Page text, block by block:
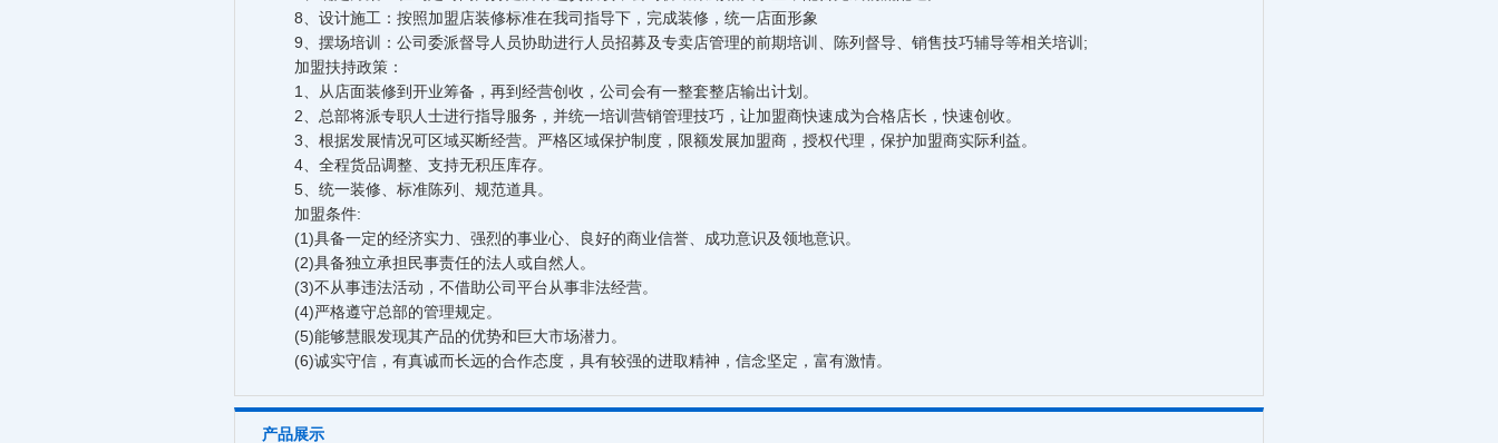
8、设计施工：按照加盟店装修标准在我司指导下，完成装修，统一店面形象
9、摆场培训：公司委派督导人员协助进行人员招募及专卖店管理的前期培训、陈列督导、销售技巧辅导等相关培训;
加盟扶持政策：
1、从店面装修到开业筹备，再到经营创收，公司会有一整套整店输出计划。
2、总部将派专职人士进行指导服务，并统一培训营销管理技巧，让加盟商快速成为合格店长，快速创收。
3、根据发展情况可区域买断经营。严格区域保护制度，限额发展加盟商，授权代理，保护加盟商实际利益。
4、全程货品调整、支持无积压库存。
5、统一装修、标准陈列、规范道具。
加盟条件:
(1)具备一定的经济实力、强烈的事业心、良好的商业信誉、成功意识及领地意识。
(2)具备独立承担民事责任的法人或自然人。
(3)不从事违法活动，不借助公司平台从事非法经营。
(4)严格遵守总部的管理规定。
(5)能够慧眼发现其产品的优势和巨大市场潜力。
(6)诚实守信，有真诚而长远的合作态度，具有较强的进取精神，信念坚定，富有激情。
产品展示